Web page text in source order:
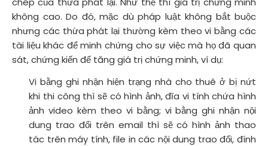
không cao. Do đó, mặc dù pháp luật không bắt buộc
nhưng các thừa phát lại thường kèm theo vi bằng các
tài liệu khác để minh chứng cho sự việc mà họ đã quan
sát, chứng kiến để tăng giá trị chứng minh, ví dụ:
Vi bằng ghi nhận hiện trạng nhà cho thuê ở bị nứt
khi thi công thì sẽ có hình ảnh, đĩa vi tính chứa hình
ảnh video kèm theo vi bằng; vi bằng ghi nhận nội
dung trao đổi trên email thì sẽ có hình ảnh thao
tác trên máy tính, file in các nội dung trao đổi, đính